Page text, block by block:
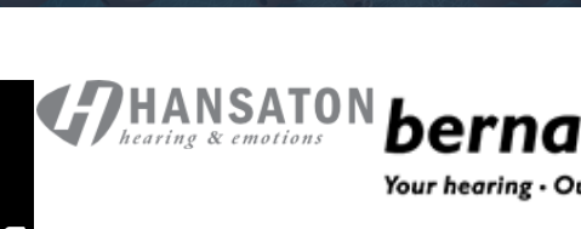
View more View more